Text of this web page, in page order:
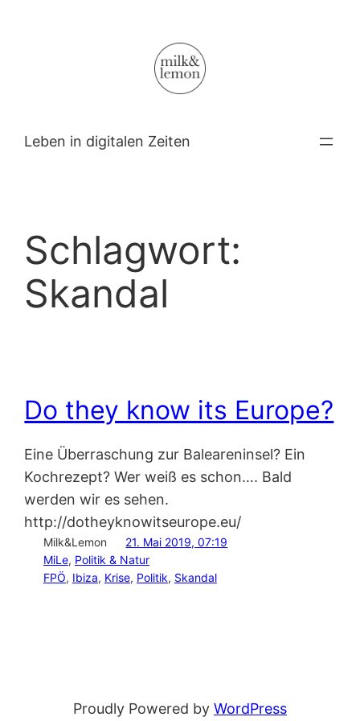
Leben in digitalen Zeiten
Schlagwort:
Skandal
Do they know its Europe?
Eine Überraschung zur Baleareninsel? Ein
Kochrezept? Wer weiß es schon…. Bald
werden wir es sehen.
http://dotheyknowitseurope.eu/
Milk&Lemon
21. Mai 2019, 07:19
MiLe, Politik & Natur
FPÖ, Ibiza, Krise, Politik, Skandal
Proudly Powered by WordPress